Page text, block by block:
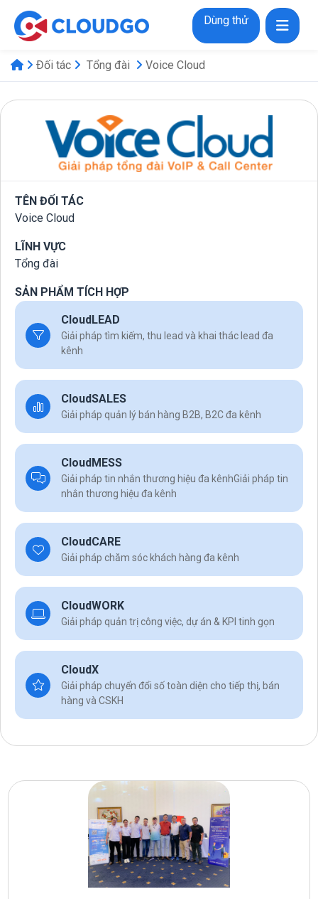
Dùng thử
Đối tác Tổng đài Voice Cloud
TÊN ĐỐI TÁC
Voice Cloud
LĨNH VỰC
Tổng đài
SẢN PHẨM TÍCH HỢP
CloudLEAD
Giải pháp tìm kiếm, thu lead và khai thác lead đa
kênh
CloudSALES
Giải pháp quản lý bán hàng B2B, B2C đa kênh
CloudMESS
Giải pháp tin nhắn thương hiệu đa kênhGiải pháp tin
nhắn thương hiệu đa kênh
CloudCARE
Giải pháp chăm sóc khách hàng đa kênh
CloudWORK
Giải pháp quản trị công việc, dự án & KPI tinh gọn
CloudX
Giải pháp chuyển đổi số toàn diện cho tiếp thị, bán
hàng và CSKH